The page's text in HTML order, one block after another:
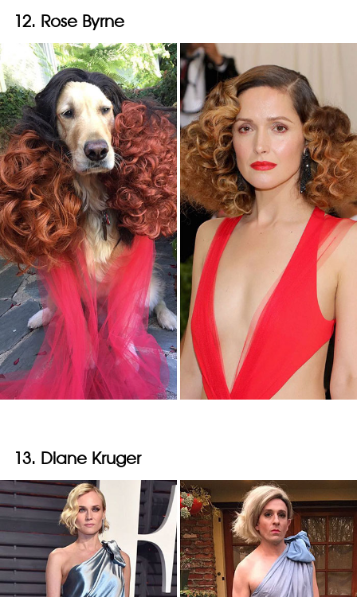
12. Rose Byrne
13. Diane Kruger